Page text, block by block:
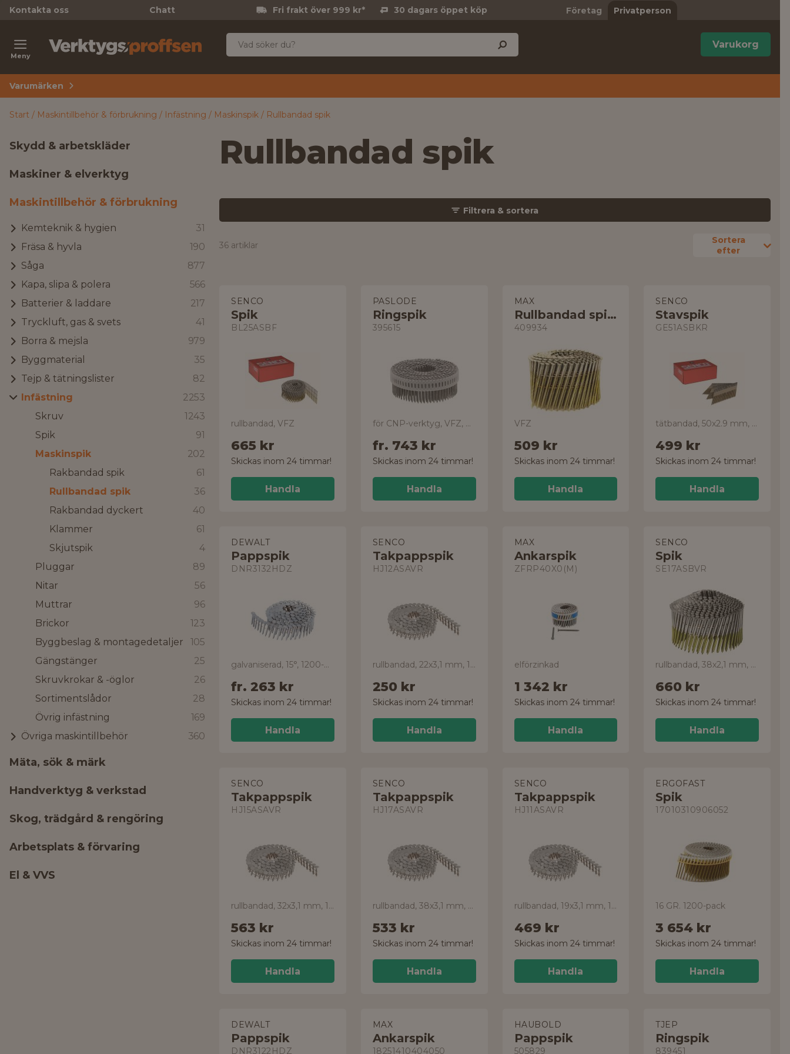
Kontakta oss Chatt Fri frakt över 999 kr* 30 dagars öppet köp Företag Privatperson
Meny
Varukorg
Varumärken
Start Maskintillbehör & förbrukning Infästning Maskinspik Rullbandad spik
Skydd & arbetskläder
Maskiner & elverktyg
Maskintillbehör & förbrukning
Kemteknik & hygien
31
Fräsa & hyvla
190
Såga
877
Kapa, slipa & polera
566
Batterier & laddare
217
Tryckluft, gas & svets
41
Borra & mejsla
979
Byggmaterial
35
Tejp & tätningslister
82
Infästning
2253
Skruv
1243
Spik
91
Maskinspik
202
Rakbandad spik
61
Rullbandad spik
36
Rakbandad dyckert
40
Klammer
61
Skjutspik
4
Pluggar
89
Nitar
56
Muttrar
96
Brickor
123
Byggbeslag & montagedetaljer
105
Gängstänger
25
Skruvkrokar & -öglor
26
Sortimentslådor
28
Övrig infästning
169
Övriga maskintillbehör
360
Mäta, sök & märk
Handverktyg & verkstad
Skog, trädgård & rengöring
Arbetsplats & förvaring
El & VVS
Rullbandad spik
Filtrera & sortera
36 artiklar
Sortera
efter
SENCO
Spik
BL25ASBF
rullbandad, VFZ
665 kr
Skickas inom 24 timmar!
Handla
PASLODE
Ringspik
395615
för CNP-verktyg, VFZ, plastband
fr. 743 kr
Skickas inom 24 timmar!
Handla
MAX
Rullbandad spik 16°
409934
VFZ
509 kr
Skickas inom 24 timmar!
Handla
SENCO
Stavspik
GE51ASBKR
tätbandad, 50x2.9 mm, 2000-pack
499 kr
Skickas inom 24 timmar!
Handla
DEWALT
Pappspik
DNR3132HDZ
galvaniserad, 15°, 1200-pack
fr. 263 kr
Skickas inom 24 timmar!
Handla
SENCO
Takpappspik
HJ12ASAVR
rullbandad, 22x3,1 mm, 1800-pack
250 kr
Skickas inom 24 timmar!
Handla
MAX
Ankarspik
ZFRP40X0(M)
elförzinkad
1 342 kr
Skickas inom 24 timmar!
Handla
SENCO
Spik
SE17ASBVR
rullbandad, 38x2,1 mm, 2800-pack
660 kr
Skickas inom 24 timmar!
Handla
SENCO
Takpappspik
HJ15ASAVR
rullbandad, 32x3,1 mm, 1800-pack
563 kr
Skickas inom 24 timmar!
Handla
SENCO
Takpappspik
HJ17ASAVR
rullbandad, 38x3,1 mm, 1800-pack
533 kr
Skickas inom 24 timmar!
Handla
SENCO
Takpappspik
HJ11ASAVR
rullbandad, 19x3,1 mm, 1800-pack
469 kr
Skickas inom 24 timmar!
Handla
ERGOFAST
Spik
17010310906052
16 GR. 1200-pack
3 654 kr
Skickas inom 24 timmar!
Handla
DEWALT
Pappspik
DNR3122HDZ
MAX
Ankarspik
18251410404050
HAUBOLD
Pappspik
505829
TJEP
Ringspik
839451